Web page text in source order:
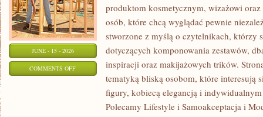
JUNE - 15 - 2026
COMMENTS OFFON
produktom kosmetycznym, wizażowi
osób, które chcą wyglądać pewnie
stworzone z myślą o czytelnikach, którzy
dotyczących komponowania zestawów,
inspiracji oraz makijażowych trików.
tematyką bliską osobom, które interesują
figury, kobiecą elegancją i
Polecamy Lifestyle i Samoakceptacja i